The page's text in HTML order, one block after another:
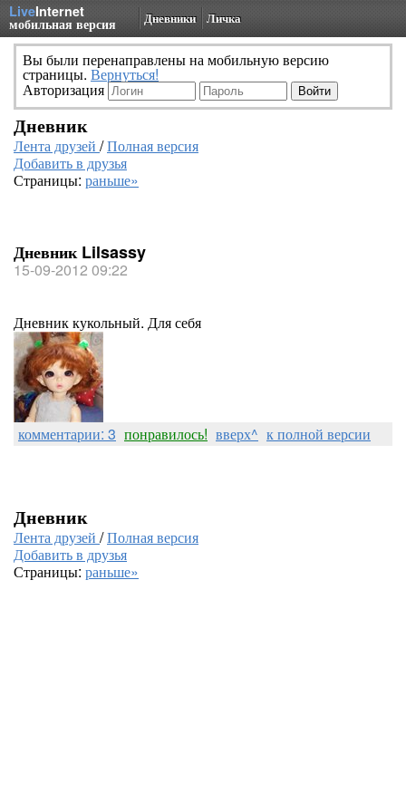
LiveInternet
мобильная версия Дневники Личка
Вы были перенаправлены на мобильную версию
страницы. Вернуться!
Авторизация
Дневник
Лента друзей /Полная версия
Добавить в друзья
Страницы: раньше»
Дневник Lilsassy
15-09-2012 09:22
Дневник кукольный. Для себя
комментарии: 3 понравилось! вверх^ к полной версии
Дневник
Лента друзей /Полная версия
Добавить в друзья
Страницы: раньше»